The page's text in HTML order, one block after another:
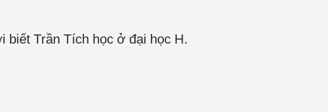
biết Trần Tích học ở đại học H.